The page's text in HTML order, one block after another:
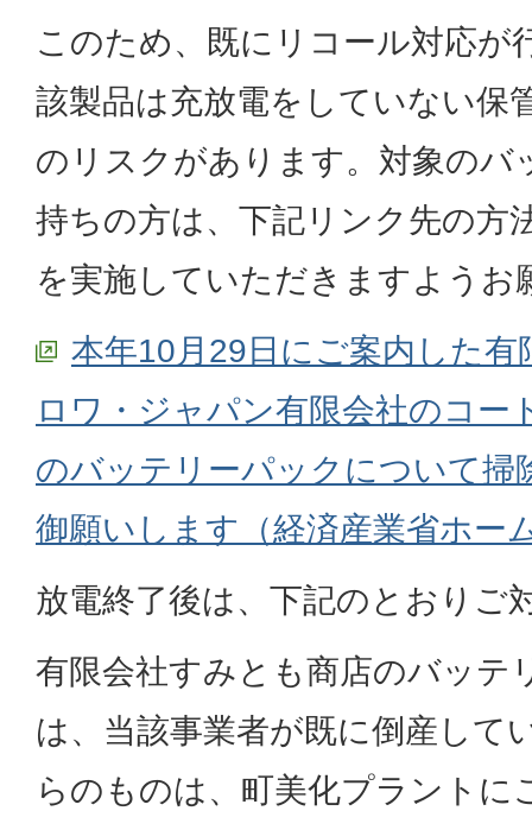
このため、既にリコール対応が
該製品は充放電をしていない保
のリスクがあります。対象のバ
持ちの方は、下記リンク先の方
を実施していただきますようお
本年10月29日にご案内した
ロワ・ジャパン有限会社のコー
のバッテリーパックについて掃
御願いします（経済産業省ホー
放電終了後は、下記のとおりご
有限会社すみとも商店のバッテ
は、当該事業者が既に倒産して
らのものは、町美化プラントに